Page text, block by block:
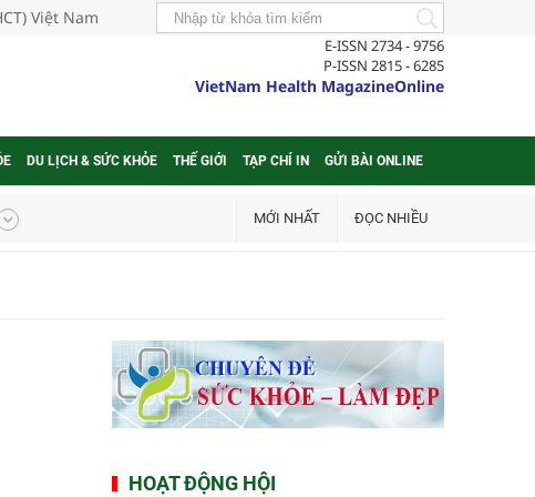
Việt Nam
E-ISSN 2734 - 9756
P-ISSN 2815 - 6285
VietNam Health MagazineOnline
DU LỊCH & SỨC KHỎE THẾ GIỚI TẠP CHÍ IN GỬI BÀI ONLINE
MỚI NHẤT ĐỌC NHIỀU
HOẠT ĐỘNG HỘI